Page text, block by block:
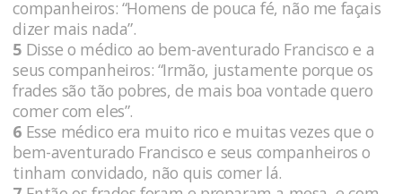
companheiros: “Homens de pouca fé, não me façais
dizer mais nada”.
5 Disse o médico ao bem-aventurado Francisco e a
seus companheiros: “Irmão, justamente porque os
frades são tão pobres, de mais boa vontade quero
comer com eles”.
6 Esse médico era muito rico e muitas vezes que o
bem-aventurado Francisco e seus companheiros o
tinham convidado, não quis comer lá.